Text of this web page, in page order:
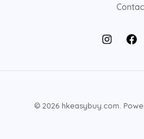
© 2026 hkeasybuy.com.